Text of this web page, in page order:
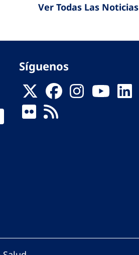
Ver Todas Las Noticias
Síguenos